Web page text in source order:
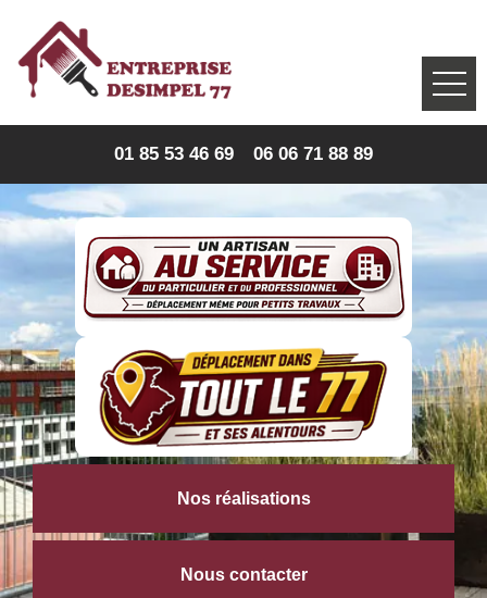
01 85 53 46 69 06 06 71 88 89
Nos réalisations
Nous contacter